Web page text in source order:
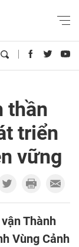
thần
triển
vững
Thành
Vùng Cảnh